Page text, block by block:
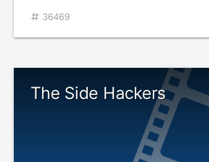
36469
The Side Hackers